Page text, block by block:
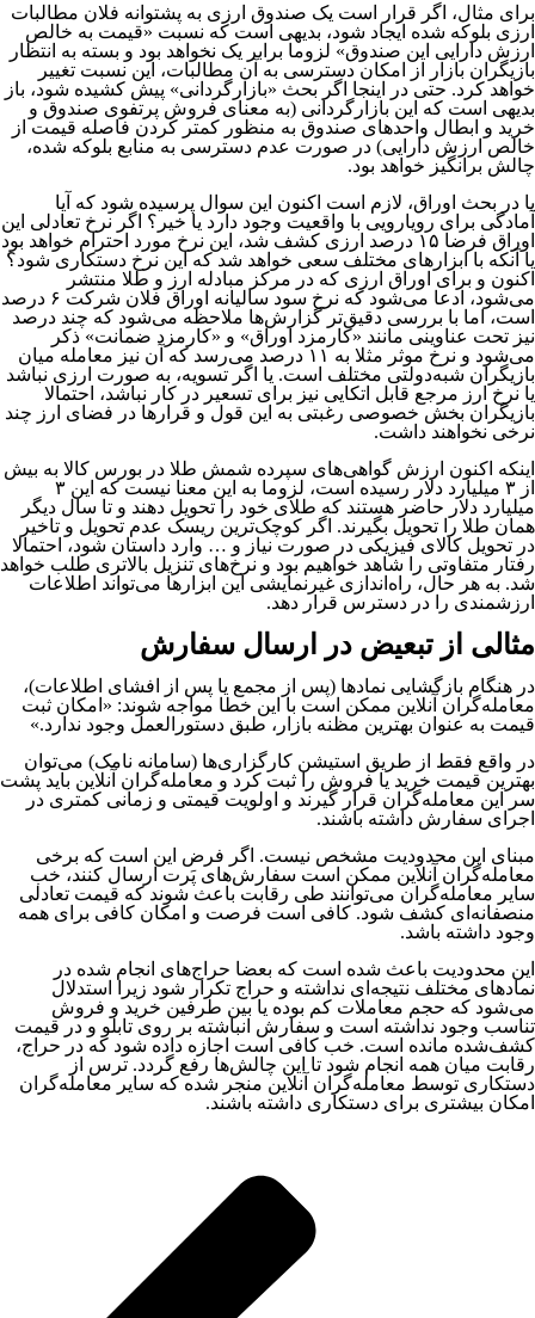
برای مثال، اگر قرار است یک صندوق ارزی به پشتوانه فلان مطالبات
ارزی بلوکه شده ایجاد شود، بدیهی است که نسبت «قیمت به خالص
ارزش دارایی این صندوق» لزوما برابر یک نخواهد بود و بسته به انتظار
بازیگران بازار از امکان دسترسی به آن مطالبات، این نسبت تغییر
خواهد کرد. حتی در اینجا اگر بحث «بازارگردانی» پیش کشیده شود، باز
بدیهی است که این بازارگردانی (به معنای فروش پرتفوی صندوق و
خرید و ابطال واحدهای صندوق به منظور کمتر کردن فاصله قیمت از
خالص ارزش دارایی‌) در صورت عدم دسترسی به منابع بلوکه شده،
چالش برانگیز خواهد بود.
یا در بحث اوراق، لازم است اکنون این سوال پرسیده شود که آیا
آمادگی برای رویارویی با واقعیت وجود دارد یا خیر؟ اگر نرخ تعادلی این
اوراق فرضا ۱۵ درصد ارزی کشف شد، این نرخ مورد احترام خواهد بود
یا آنکه با ابزارهای مختلف سعی خواهد شد که این نرخ دستکاری شود؟
اکنون و برای اوراق ارزی که در مرکز مبادله ارز و طلا منتشر
می‌شود، ادعا می‌شود که نرخ سود سالیانه اوراق فلان شرکت ۶ درصد
است، اما با بررسی دقیق‌تر گزارش‌ها ملاحظه می‌شود که چند درصد
نیز تحت عناوینی مانند «کارمزد اوراق» و «کارمزد ضمانت» ذکر
می‌شود و نرخ موثر مثلا به ۱۱ درصد می‌رسد که آن نیز معامله میان
بازیگران شبه‌دولتی مختلف است. یا اگر تسویه، به صورت ارزی نباشد
یا نرخ ارز مرجع قابل اتکایی نیز برای تسعیر در کار نباشد، احتمالا
بازیگران بخش خصوصی رغبتی به این قول و قرارها در فضای ارز چند
نرخی نخواهند داشت.
اینکه اکنون ارزش گواهی‌های سپرده شمش طلا در بورس کالا به بیش
از ۳ میلیارد دلار رسیده است، لزوما به این معنا نیست که این ۳
میلیارد دلار حاضر هستند که طلای خود را تحویل دهند و تا سال دیگر
همان طلا را تحویل بگیرند. اگر کوچک‌ترین ریسک عدم تحویل و تاخیر
در تحویل کالای فیزیکی در صورت نیاز و … وارد داستان شود، احتمالا
رفتار متفاوتی را شاهد خواهیم بود و نرخ‌های تنزیل بالاتری طلب خواهد
شد. به هر حال، راه‌اندازی غیرنمایشی این ابزارها می‌تواند اطلاعات
ارزشمندی را در دسترس قرار دهد.
مثالی از تبعیض در ارسال سفارش
در هنگام بازگشایی نمادها (پس از مجمع یا پس از افشای اطلاعات)،
معامله‌گران آنلاین ممکن است با این خطا مواجه شوند: «امکان ثبت
قیمت به عنوان بهترین مظنه بازار، طبق دستورالعمل وجود ندارد.»
در واقع فقط از طریق استیشن کارگزاری‌ها (سامانه نامک) می‌توان
بهترین قیمت خرید یا فروش را ثبت کرد و معامله‌گران آنلاین باید پشت
سر این معامله‌گران قرار گیرند و اولویت قیمتی و زمانی کمتری در
اجرای سفارش داشته باشند.
مبنای این محدودیت مشخص نیست. اگر فرض این است که برخی
معامله‌گران آنلاین ممکن است سفارش‌های پَرت ارسال کنند، خب
سایر معامله‌گران می‌توانند طی رقابت باعث شوند که قیمت تعادلی
منصفانه‌ای کشف‌ شود. کافی است فرصت و امکان کافی برای همه
وجود داشته باشد.
این محدودیت باعث شده است که بعضا حراج‌های انجام شده در
نمادهای مختلف نتیجه‌ای نداشته و حراج تکرار شود زیرا استدلال
می‌شود که حجم معاملات کم بوده یا بین طرفین خرید و فروش
تناسب وجود نداشته است و سفارش انباشته بر روی تابلو و در قیمت
کشف‌شده مانده است. خب کافی است اجازه داده شود که در حراج،
رقابت میان همه انجام شود تا این چالش‌ها رفع گردد. ترس از
دستکاری توسط معامله‌گران آنلاین منجر شده که سایر معامله‌گران
امکان بیشتری برای دستکاری داشته باشند.